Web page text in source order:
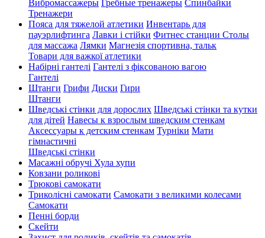
Вибромассажеры Гребные тренажеры Спинбайки
Тренажери
Пояса для тяжелой атлетики Инвентарь для
пауэрлифтинга Лавки і стійки Фитнес станции Столы
для массажа Лямки Магнезія спортивна, тальк
Товари для важкої атлетики
Набірні гантелі Гантелі з фіксованою вагою
Гантелі
Штанги Грифи Диски Гири
Штанги
Шведські стінки для дорослих Шведські стінки та кутки
для дітей Навесы к взрослым шведским стенкам
Аксессуары к детским стенкам Турніки Мати
гімнастичні
Шведські стінки
Масажні обручі Хула хупи
Ковзани роликові
Трюкові самокати
Триколісні самокати Самокати з великими колесами
Cамокати
Пенні борди
Скейти